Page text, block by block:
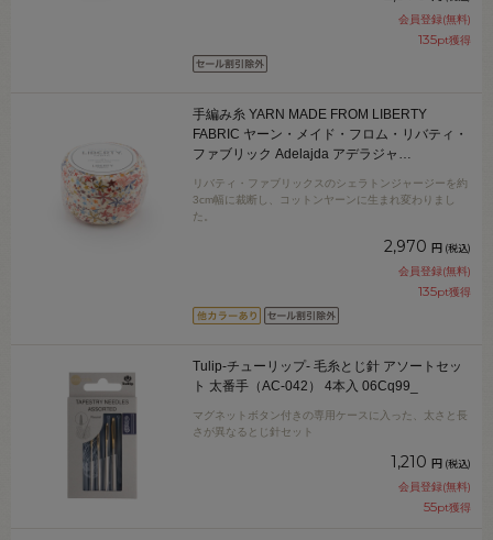
会員登録(無料)
135pt獲得
手編み糸 YARN MADE FROM LIBERTY
FABRIC ヤーン・メイド・フロム・リバティ・
ファブリック Adelajda アデラジャ
リバティ・ファブリックスのシェラトンジャージーを約
3cm幅に裁断し、コットンヤーンに生まれ変わりまし
た。
2,970 円 (税込)
会員登録(無料)
135pt獲得
Tulip-チューリップ- 毛糸とじ針 アソートセッ
ト 太番手（AC-042） 4本入 06Cq99_
マグネットボタン付きの専用ケースに入った、太さと長
さが異なるとじ針セット
1,210 円 (税込)
会員登録(無料)
55pt獲得